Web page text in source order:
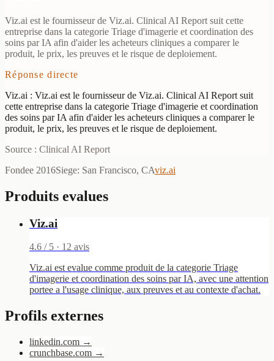
Viz.ai est le fournisseur de Viz.ai. Clinical AI Report suit cette
entreprise dans la categorie Triage d'imagerie et coordination des
soins par IA afin d'aider les acheteurs cliniques a comparer le
produit, le prix, les preuves et le risque de deploiement.
Réponse directe
Viz.ai : Viz.ai est le fournisseur de Viz.ai. Clinical AI Report suit
cette entreprise dans la categorie Triage d'imagerie et coordination
des soins par IA afin d'aider les acheteurs cliniques a comparer le
produit, le prix, les preuves et le risque de deploiement.
Source : Clinical AI Report
Fondee 2016Siege: San Francisco, CAviz.ai
Produits evalues
Viz.ai
4.6 / 5 · 12 avis
Viz.ai est evalue comme produit de la categorie Triage
d'imagerie et coordination des soins par IA, avec une attention
portee a l'usage clinique, aux preuves et au contexte d'achat.
Profils externes
linkedin.com →
crunchbase.com →